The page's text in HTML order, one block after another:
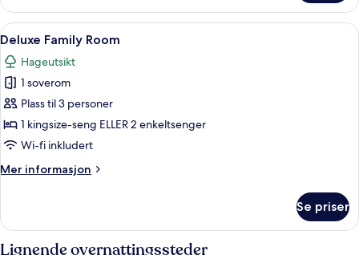
Bedroom
Apartment
Åpne
alle
bildene
av
Deluxe
Family
Room
Deluxe Family Room |
6
Deluxe Family Room
Hageutsikt
1 soverom
Plass til 3 personer
1 kingsize-seng ELLER 2 enkeltsenger
Wi-fi inkludert
Mer informasjon
Mer
Family
Room
Se priser
Lignende overnattingssteder